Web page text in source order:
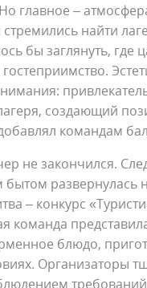
главное –
найти
бы заглянуть, где
создающий
командам
не закончился.
бытом развернулась
– конкурс
команда
блюдо,
Организаторы